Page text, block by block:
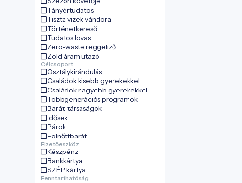
Tányértudatos
Tiszta vizek vándora
Történetkereső
Tudatos lovas
Zero-waste reggeliző
Zöld áram utazó
Célcsoport
Osztálykirándulás
Családok kisebb gyerekekkel
Családok nagyobb gyerekekkel
Többgenerációs programok
Baráti társaságok
Idősek
Párok
Felnőttbarát
Fizetőeszköz
Készpénz
Bankkártya
SZÉP kártya
Fenntarthatóság